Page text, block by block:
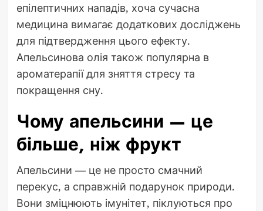
епілептичних нападів, хоча сучасна
медицина вимагає додаткових досліджень
для підтвердження цього ефекту.
Апельсинова олія також популярна в
ароматерапії для зняття стресу та
покращення сну.
Чому апельсини — це
більше, ніж фрукт
Апельсини — це не просто смачний
перекус, а справжній подарунок природи.
Вони зміцнюють імунітет, піклуються про